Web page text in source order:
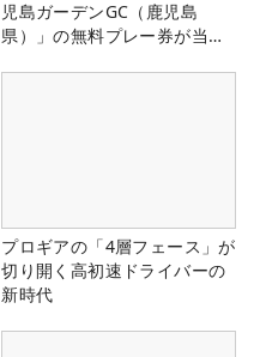
児島ガーデンGC（鹿児島
県）」の無料プレー券が当た
プロギアの「4層フェース」が
切り開く高初速ドライバーの
新時代